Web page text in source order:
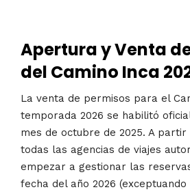
Apertura y Venta
del Camino Inca
La venta de permisos para el
temporada 2026 se habilitó
mes de octubre de 2025. A partir
todas las agencias de viajes
empezar a gestionar las
fecha del año 2026